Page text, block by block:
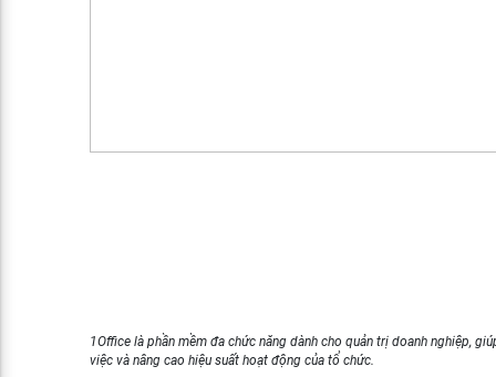
1Office là phần mềm đa chức năng dành cho quản trị doanh nghiệp,
việc và nâng cao hiệu suất hoạt động của tổ chức.